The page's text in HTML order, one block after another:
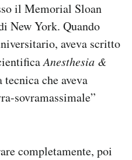
il Memorial Sloan
New York. Quando
aveva scritto
Anesthesia &
tecnica che aveva
sovramassimale”
completamente, poi